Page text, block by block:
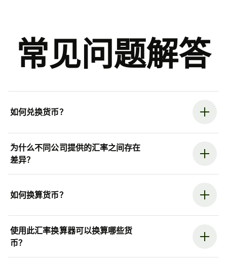
常见问题解答
如何兑换货币？
为什么不同公司提供的汇率之间存在
差异？
如何换算货币？
使用此汇率换算器可以换算哪些货
币？